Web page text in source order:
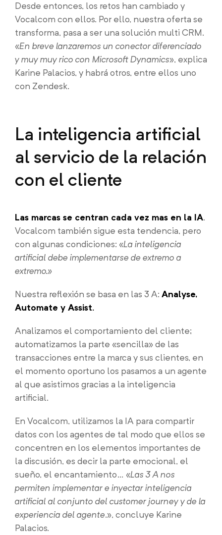
Desde entonces, los retos han cambiado y
Vocalcom con ellos. Por ello, nuestra oferta se
transforma, pasa a ser una solución multi CRM.
«En breve lanzaremos un conector diferenciado
y muy muy rico con Microsoft Dynamics», explica
Karine Palacios, y habrá otros, entre ellos uno
con Zendesk.
La inteligencia artificial
al servicio de la relación
con el cliente
Las marcas se centran cada vez mas en la IA.
Vocalcom también sigue esta tendencia, pero
con algunas condiciones: «La inteligencia
artificial debe implementarse de extremo a
extremo.»
Nuestra reflexión se basa en las 3 A: Analyse,
Automate y Assist.
Analizamos el comportamiento del cliente;
automatizamos la parte «sencilla» de las
transacciones entre la marca y sus clientes, en
el momento oportuno los pasamos a un agente
al que asistimos gracias a la inteligencia
artificial.
En Vocalcom, utilizamos la IA para compartir
datos con los agentes de tal modo que ellos se
concentren en los elementos importantes de
la discusión, es decir la parte emocional, el
sueño, el encantamiento… «Las 3 A nos
permiten implementar e inyectar inteligencia
artificial al conjunto del customer journey y de la
experiencia del agente.», concluye Karine
Palacios.